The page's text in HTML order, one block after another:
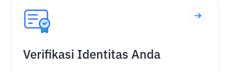
Verifikasi Identitas Anda